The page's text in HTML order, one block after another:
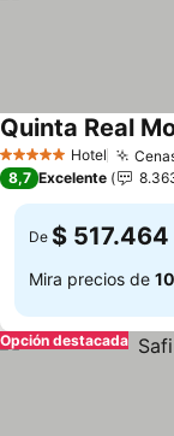
5 Estrellas Hotel
Quinta Real
8,7 Excelente
De $ 517.464
Mira precios de
Opción destacada